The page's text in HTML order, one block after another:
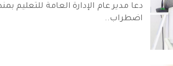
دعا مدير عام الإدارة العامة
اضطراب..